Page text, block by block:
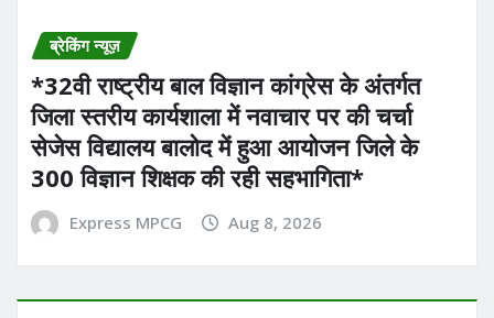
ब्रेकिंग न्यूज़
*32वी राष्ट्रीय बाल विज्ञान कांग्रेस के अंतर्गत
जिला स्तरीय कार्यशाला में नवाचार पर की चर्चा
सेजेस विद्यालय बालोद में हुआ आयोजन जिले के
300 विज्ञान शिक्षक की रही सहभागिता*
Express MPCG Aug 8, 2026